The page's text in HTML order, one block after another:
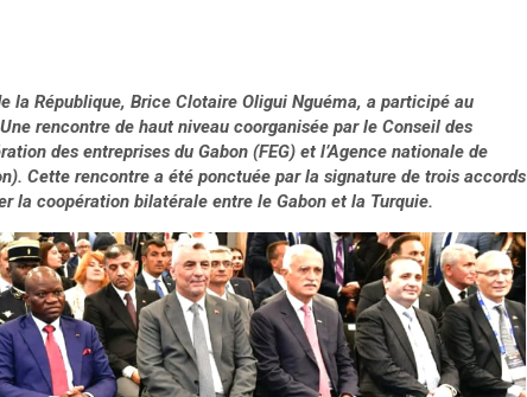
la République, Brice Clotaire Oligui Nguéma, a participé au
rencontre de haut niveau coorganisée par le Conseil des
des entreprises du Gabon (FEG) et l’Agence nationale de
Cette rencontre a été ponctuée par la signature de trois accords
la coopération bilatérale entre le Gabon et la Turquie.